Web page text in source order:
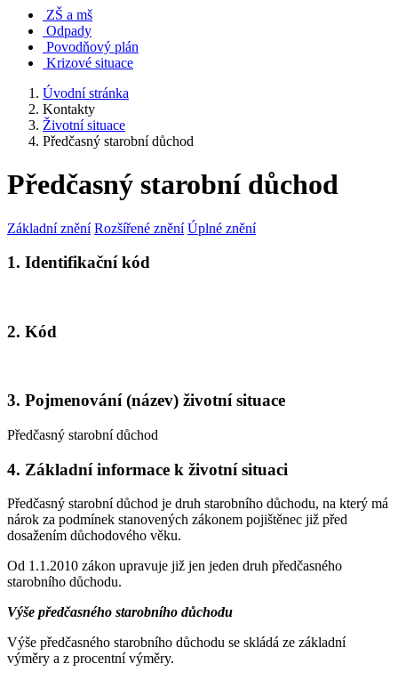
ZŠ a mš
Odpady
Povodňový plán
Krizové situace
Úvodní stránka
Kontakty
Životní situace
Předčasný starobní důchod
Předčasný starobní důchod
Základní znění Rozšířené znění Úplné znění
1. Identifikační kód
2. Kód
3. Pojmenování (název) životní situace
Předčasný starobní důchod
4. Základní informace k životní situaci
Předčasný starobní důchod je druh starobního důchodu, na který má
nárok za podmínek stanovených zákonem pojištěnec již před
dosažením důchodového věku.
Od 1.1.2010 zákon upravuje již jen jeden druh předčasného
starobního důchodu.
Výše předčasného starobního důchodu
Výše předčasného starobního důchodu se skládá ze základní
výměry a z procentní výměry.